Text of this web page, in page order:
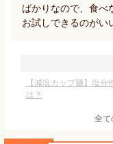
ばかりなので、食べ
お試しできるのがい
【減塩カップ麺】塩
は？
全て